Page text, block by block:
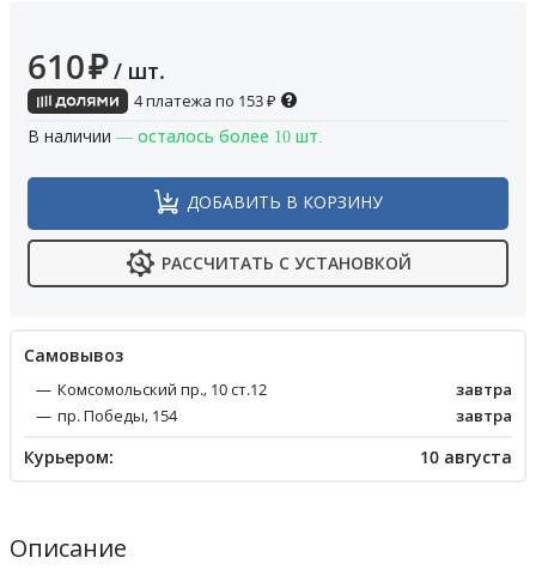
610₽ / шт.
4 платежа по 153₽
В наличии — осталось более 10 шт.
ДОБАВИТЬ В КОРЗИНУ
РАССЧИТАТЬ С УСТАНОВКОЙ
Cамовывоз
Комсомольский пр., 10 ст.12
завтра
пр. Победы, 154
завтра
Курьером: 10 августа
Описание